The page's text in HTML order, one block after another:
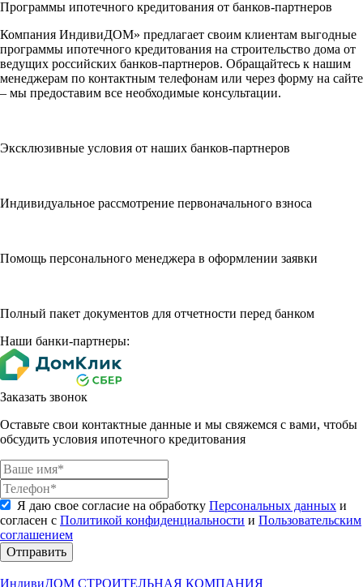
Программы ипотечного кредитования от банков-партнеров
Компания ИндивиДОМ» предлагает своим клиентам выгодные
программы ипотечного кредитования на строительство дома от
ведущих российских банков-партнеров. Обращайтесь к нашим
менеджерам по контактным телефонам или через форму на сайте
– мы предоставим все необходимые консультации.
Эксклюзивные условия от наших банков-партнеров
Индивидуальное рассмотрение первоначального взноса
Помощь персонального менеджера в оформлении заявки
Полный пакет документов для отчетности перед банком
Наши банки-партнеры:
Заказать звонок
Оставьте свои контактные данные и мы свяжемся с вами, чтобы
обсудить условия ипотечного кредитования
Я даю свое согласие на обработку Персональных данных и
согласен с Политикой конфиденциальности и Пользовательским
соглашением
Отправить
ИндивиДОМ СТРОИТЕЛЬНАЯ КОМПАНИЯ